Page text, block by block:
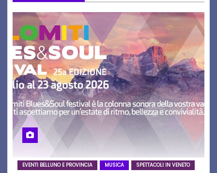
EVENTI BELLUNO E PROVINCIA MUSICA SPETTACOLI IN VENETO